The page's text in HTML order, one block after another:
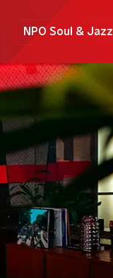
NPO Soul & Jazz